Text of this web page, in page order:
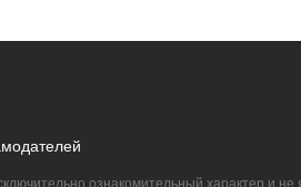
ознакомительный характер и